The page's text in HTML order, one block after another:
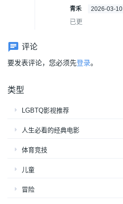
青禾 2026-03-10
已更
评论
要发表评论，您必须先登录。
类型
LGBTQ影视推荐
人生必看的经典电影
体育竞技
儿童
冒险